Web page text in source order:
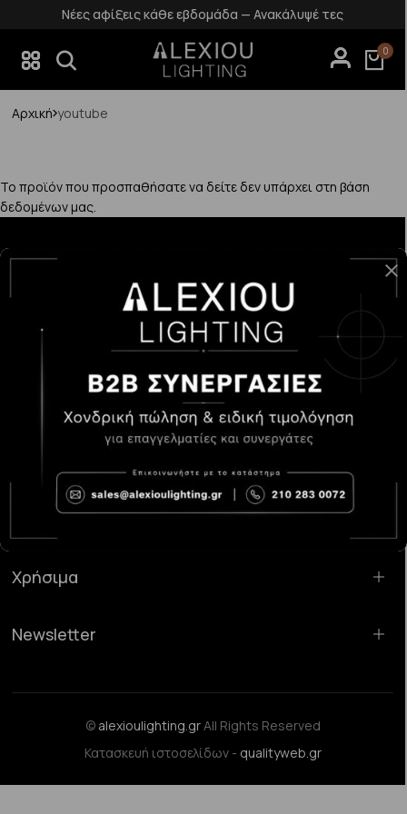
Νέες αφίξεις κάθε εβδομάδα — Ανακάλυψέ τες
0
Αρχική youtube
Το προϊόν που προσπαθήσατε να δείτε δεν υπάρχει στη βάση
δεδομένων μας.
Κατάστημα Χαλάνδρι:Σαρανταπόρου 55, 15232, Χαλάνδρι
sales@alexioulighting.gr
210 283 0072
6983123181
Χρήσιμα
Newsletter
© alexioulighting.grAll Rights Reserved
Κατασκευή ιστοσελίδων - qualityweb.gr